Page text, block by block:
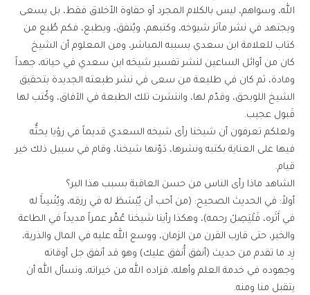
الله، وسواهم، ليس بالكلام المجرد أو حفاوة الأخلاق فقط، بل يسعى
ويجتهد في نشر مآثر شيوخه، وكتبهم، ويُنفق، ويطبع، فكم طُبع من
كتاب للعلامة ابن سعدي بسببه المباشر، ومن المعلوم أن الشيخ
كان من أوائل الساعين لنشر تفسير شيخه ابن سعدي في حياته، جهداً
ومادة، ثم كان في طليعة من سعى في نشر طبعته الجديدة بتحقيق
الشيخ اللويحق، وقدّم لها، وانتشرت تلك الطبعة في الآفاق، وكُتب لها
قَبول عجيب.
ولعلكم تعرفون أن شيخنا رأى شيخه السعدي قديماً في رؤيا يحثُّه
فيها على العناية بكتبه ونشرها، دَوّنها شيخنا، وقام في سبيل ذلك خير
قيام.
الشاهد ماذا رأى الناس من حسن العاقبة بسبب هذا البر؟
أولاً: في الحديث الصحيح: (من أحب أن يُبْسَطَ له في رزقه، ويُنْسِأَ له
في أَثَره، فَلْيَصِلْ رحمه)، وهكذا رأينا شيخنا عُمِّر عمراً مديداً في الطاعة
والخير، حتى قارب القرن من الزمان، ووسع الله عليه في المال والذرية،
زِد ما تقدم من حديث (أنفق أُنفق عليك) وهو قد أنفق جل أوقاته
وجهوده في خدمة العلم وأهله، فزاده الله من خيراته، ونسأل الله أن
يتقبل منا ومنه.